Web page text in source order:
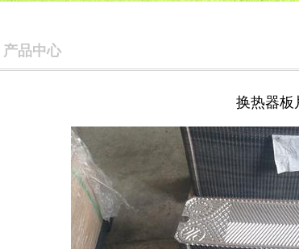
产品中心
换热器板